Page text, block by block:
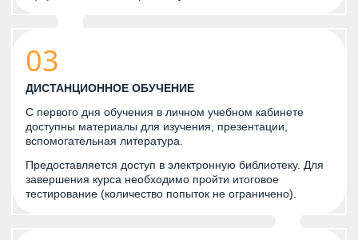
03
ДИСТАНЦИОННОЕ ОБУЧЕНИЕ
С первого дня обучения в личном учебном кабинете
доступны материалы для изучения, презентации,
вспомогательная литература.
Предоставляется доступ в электронную библиотеку. Для
завершения курса необходимо пройти итоговое
тестирование (количество попыток не ограничено).